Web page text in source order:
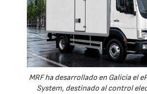
MRF ha desarrollado en Galicia el
System, destinado al control